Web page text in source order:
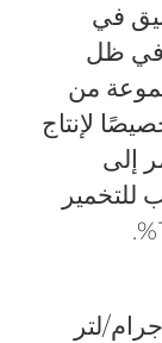
في
في ظل
من
لإنتاج
إلى
للتخمير
للتخمير بتركيز 240-320 جرام/لتر